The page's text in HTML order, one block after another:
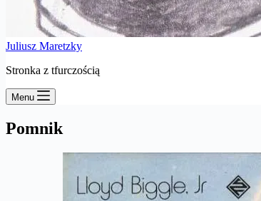
Juliusz Maretzky
Stronka z tfurczością
Menu
Pomnik